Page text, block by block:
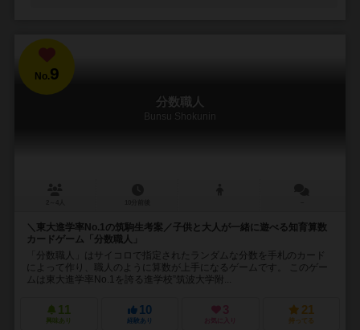
No.9
分数職人
Bunsu Shokunin
＼東大進学率No.1の筑駒生考案／子供と大人が一緒に遊べる知育算数
カードゲーム「分数職人」
「分数職人」はサイコロで指定されたランダムな分数を手札のカード
によって作り、職人のように算数が上手になるゲームです。 このゲー
ムは東大進学率No.1を誇る進学校”筑波大学附...
11
興味あり
10
経験あり
3
お気に入り
21
持ってる